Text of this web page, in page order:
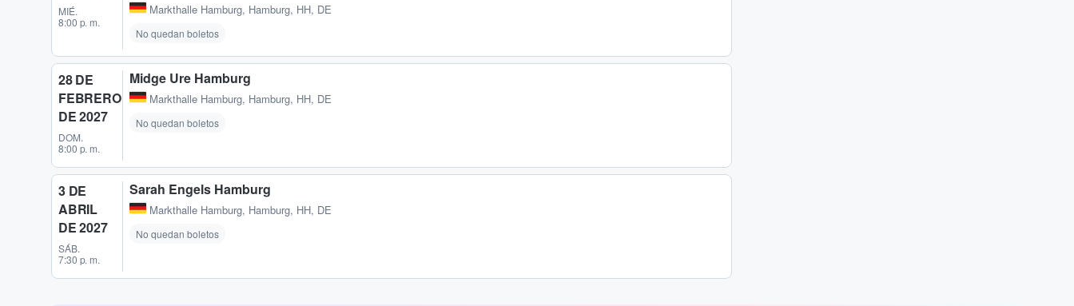
MIÉ.
8:00 p. m.
Markthalle Hamburg, Hamburg, HH, DE
No quedan boletos
28 DE
FEBRERO
DE 2027
DOM.
8:00 p. m.
Midge Ure Hamburg
Markthalle Hamburg, Hamburg, HH, DE
No quedan boletos
3 DE
ABRIL
DE 2027
SÁB.
7:30 p. m.
Sarah Engels Hamburg
Markthalle Hamburg, Hamburg, HH, DE
No quedan boletos